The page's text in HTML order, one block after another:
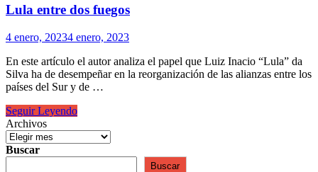
fin
del
bloqueo
a
Cuba,
pero
Biden
sigue
sordo
Lula entre dos fuegos
4 enero, 20234 enero, 2023
En este artículo el autor analiza el papel que Luiz Inacio “Lula” da
Silva ha de desempeñar en la reorganización de las alianzas entre los
países del Sur y de …
Lula
entre
dos
fuegos
Seguir Leyendo
Archivos
Buscar
Buscar